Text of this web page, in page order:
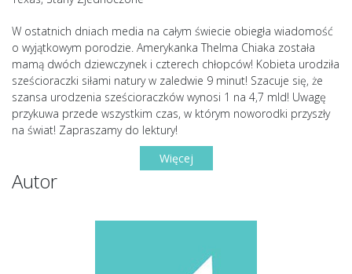
W ostatnich dniach media na całym świecie obiegła wiadomość
o wyjątkowym porodzie. Amerykanka Thelma Chiaka została
mamą dwóch dziewczynek i czterech chłopców! Kobieta urodziła
sześcioraczki siłami natury w zaledwie 9 minut! Szacuje się, że
szansa urodzenia sześcioraczków wynosi 1 na 4,7 mld! Uwagę
przykuwa przede wszystkim czas, w którym noworodki przyszły
na świat! Zapraszamy do lektury!
Więcej
Autor